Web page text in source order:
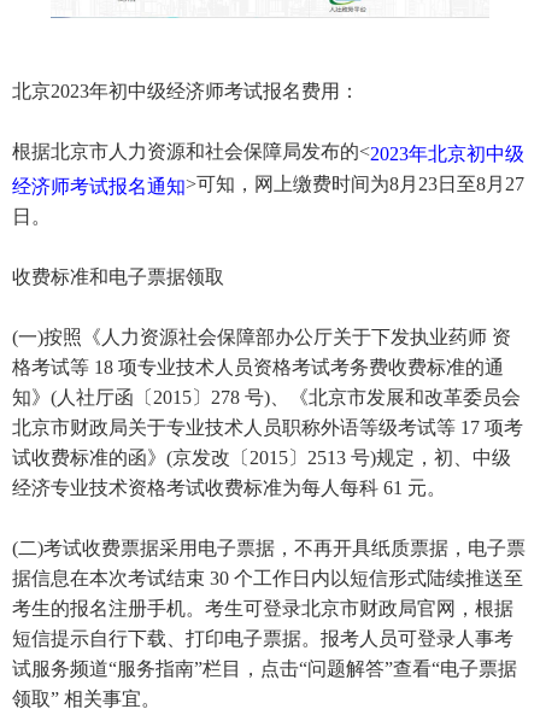
北京2023年初中级经济师考试报名费用：
根据北京市人力资源和社会保障局发布的<2023年北京初中级
经济师考试报名通知>可知，网上缴费时间为8月23日至8月27
日。
收费标准和电子票据领取
(一)按照《人力资源社会保障部办公厅关于下发执业药师 资
格考试等 18 项专业技术人员资格考试考务费收费标准的通
知》(人社厅函〔2015〕278 号)、《北京市发展和改革委员会
北京市财政局关于专业技术人员职称外语等级考试等 17 项考
试收费标准的函》(京发改〔2015〕2513 号)规定，初、中级
经济专业技术资格考试收费标准为每人每科 61 元。
(二)考试收费票据采用电子票据，不再开具纸质票据，电子票
据信息在本次考试结束 30 个工作日内以短信形式陆续推送至
考生的报名注册手机。考生可登录北京市财政局官网，根据
短信提示自行下载、打印电子票据。报考人员可登录人事考
试服务频道“服务指南”栏目，点击“问题解答”查看“电子票据
领取” 相关事宜。